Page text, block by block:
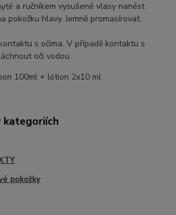
a ručníkem vysušené vlasy nanést
pokožku hlavy. Jemně promasírovat,
s očima. V případě kontaktu s
oči vodou.
100ml + lotion 2x10 ml
kategoriích
pokožky